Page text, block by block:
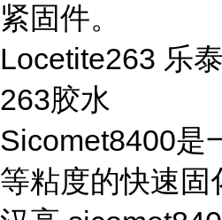
紧固件。
Locetite263 乐
263胶水
Sicomet8400是
等粘度的快速固